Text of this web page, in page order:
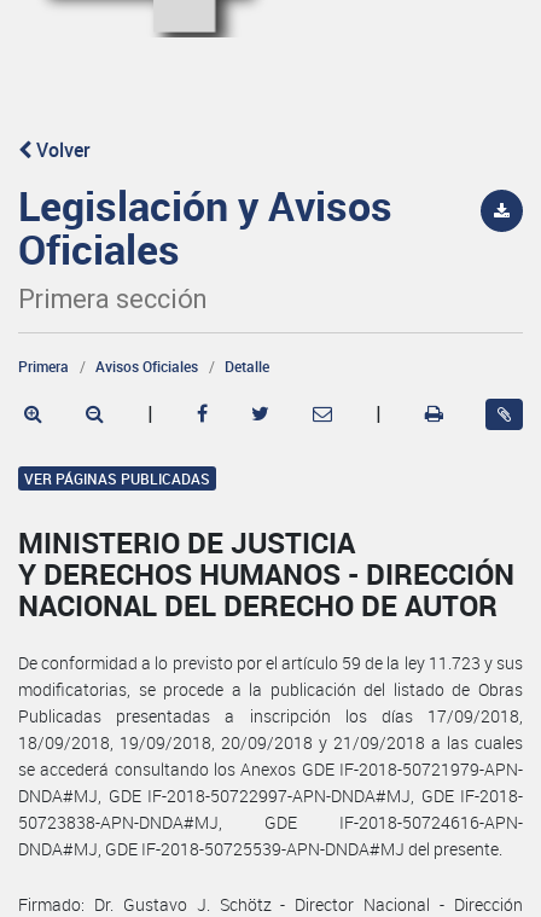
Volver
Legislación y Avisos
Oficiales
Primera sección
Primera Avisos Oficiales Detalle
| |
VER PÁGINAS PUBLICADAS
MINISTERIO DE JUSTICIA
Y DERECHOS HUMANOS - DIRECCIÓN
NACIONAL DEL DERECHO DE AUTOR
De conformidad a lo previsto por el artículo 59 de la ley 11.723 y sus
modificatorias, se procede a la publicación del listado de Obras
Publicadas presentadas a inscripción los días 17/09/2018,
18/09/2018, 19/09/2018, 20/09/2018 y 21/09/2018 a las cuales
se accederá consultando los Anexos GDE IF-2018-50721979-APN-
DNDA#MJ, GDE IF-2018-50722997-APN-DNDA#MJ, GDE IF-2018-
50723838-APN-DNDA#MJ, GDE IF-2018-50724616-APN-
DNDA#MJ, GDE IF-2018-50725539-APN-DNDA#MJ del presente.
Firmado: Dr. Gustavo J. Schötz - Director Nacional - Dirección